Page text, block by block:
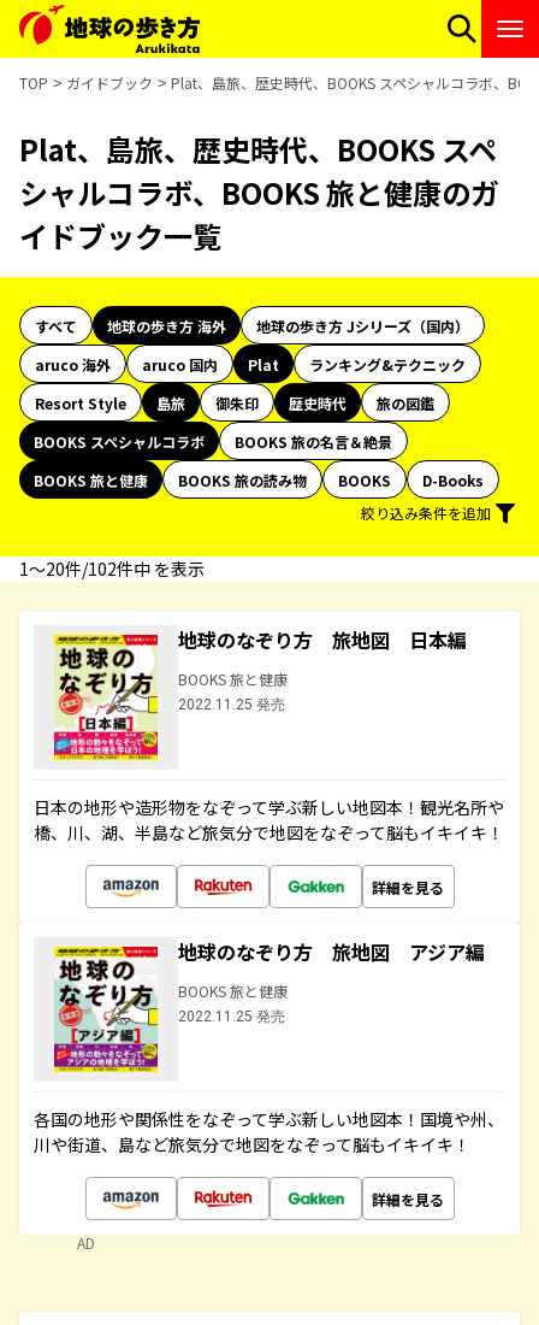
TOP ガイドブック Plat、島旅、歴史時代、BOOKS スペシャルコラボ、
Plat、島旅、歴史時代、BOOKS スペ
シャルコラボ、BOOKS 旅と健康のガ
イドブック一覧
すべて 地球の歩き方 海外
地球の歩き方 Jシリーズ（国内）
aruco 海外
aruco 国内 Plat
ランキング&テクニック
Resort Style
島旅 御朱印 歴史時代
旅の図鑑
BOOKS スペシャルコラボ
BOOKS 旅の名言＆絶景
BOOKS 旅と健康
BOOKS 旅の読み物 BOOKS
D-Books
絞り込み条件を追加
1〜20件/102件中 を表示
地球のなぞり方 旅地図 日本編
BOOKS 旅と健康
2022.11.25 発売
日本の地形や造形物をなぞって学ぶ新しい地図本！観光名所や
橋、川、湖、半島など旅気分で地図をなぞって脳もイキイキ！
詳細を見る
地球のなぞり方 旅地図 アジア編
BOOKS 旅と健康
2022.11.25 発売
各国の地形や関係性をなぞって学ぶ新しい地図本！国境や州、
川や街道、島など旅気分で地図をなぞって脳もイキイキ！
詳細を見る
AD